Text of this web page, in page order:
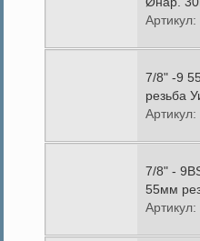
7/8" -9
резьба
7/8" -
55мм